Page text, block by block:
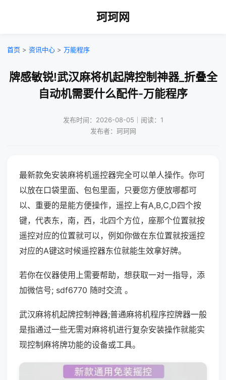
珂珂网
首页 > 资讯中心 > 万能程序
牌感敏锐!武汉麻将机起牌控制神器_折叠全
自动机需要什么配件-万能程序
发布时间：2026-08-05｜阅读：1
发布者：珂珂网
最新款免安装麻将机遥控器完全可以单人操作。你可
以放在口袋里面、包包里面，只要您方便放哪都可
以、重要的是能方便操作，遥控上有A,B,C,D四个按
键，代表东，南，西，北四个方位，座那个位置就按
遥控对应的位置就可以，例如你做在东位置就按遥控
对应的A键这时候遥控器东位就能生效拿好牌。
若你在仪器使用上需要帮助，想获取一对一指导，添
加微信号; sdf6770 随时交流 。
武汉麻将机起牌控制神器;普通麻将机程序控牌器一般
是指通过一些无需对麻将机进行复杂安装操作就能实
现控制麻将牌功能的设备或工具。